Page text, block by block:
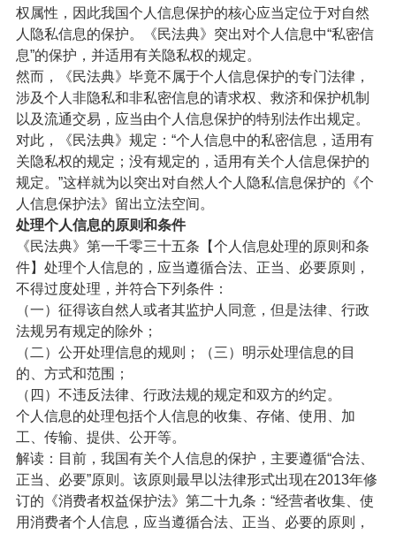
权属性，因此我国个人信息保护的核心应当定位于对自然
人隐私信息的保护。《民法典》突出对个人信息中“私密信
息”的保护，并适用有关隐私权的规定。
然而，《民法典》毕竟不属于个人信息保护的专门法律，
涉及个人非隐私和非私密信息的请求权、救济和保护机制
以及流通交易，应当由个人信息保护的特别法作出规定。
对此，《民法典》规定：“个人信息中的私密信息，适用有
关隐私权的规定；没有规定的，适用有关个人信息保护的
规定。”这样就为以突出对自然人个人隐私信息保护的《个
人信息保护法》留出立法空间。
处理个人信息的原则和条件
《民法典》第一千零三十五条【个人信息处理的原则和条
件】处理个人信息的，应当遵循合法、正当、必要原则，
不得过度处理，并符合下列条件：
（一）征得该自然人或者其监护人同意，但是法律、行政
法规另有规定的除外；
（二）公开处理信息的规则；（三）明示处理信息的目
的、方式和范围；
（四）不违反法律、行政法规的规定和双方的约定。
个人信息的处理包括个人信息的收集、存储、使用、加
工、传输、提供、公开等。
解读：目前，我国有关个人信息的保护，主要遵循“合法、
正当、必要”原则。该原则最早以法律形式出现在2013年修
订的《消费者权益保护法》第二十九条：“经营者收集、使
用消费者个人信息，应当遵循合法、正当、必要的原则，